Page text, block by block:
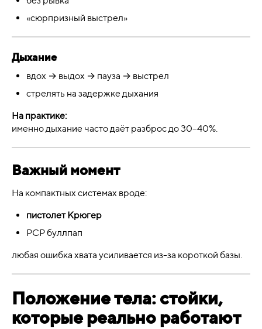
«сюрпризный выстрел»
Дыхание
вдох → выдох → пауза → выстрел
стрелять на задержке дыхания
На практике:
именно дыхание часто даёт разброс до 30–40%.
Важный момент
На компактных системах вроде:
пистолет Крюгер
PCP буллпап
любая ошибка хвата усиливается из-за короткой базы.
Положение тела: стойки,
которые реально работают